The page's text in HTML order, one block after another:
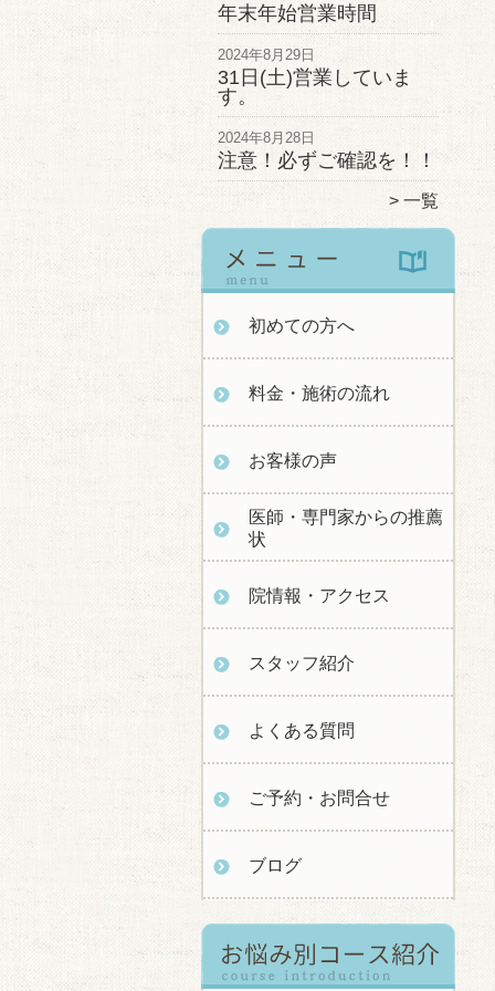
年末年始営業時間
2024年8月29日
31日(土)営業していま
す。
2024年8月28日
注意！必ずご確認を！！
一覧
初めての方へ
料金・施術の流れ
お客様の声
医師・専門家からの推薦
状
院情報・アクセス
スタッフ紹介
よくある質問
ご予約・お問合せ
ブログ